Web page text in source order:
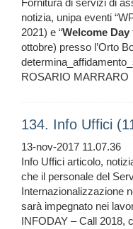
Fornitura di servizi di
notizia, unipa eventi
2021) e “Welcome Day
ottobre) presso l’Orto
ROSARIO MARRARO
134. Info Uffici
13-nov-2017 11.07.36
Info Uffici articolo,
che il personale del
Internazionalizzazione
sarà impegnato nei
INFODAY – Call 2018,